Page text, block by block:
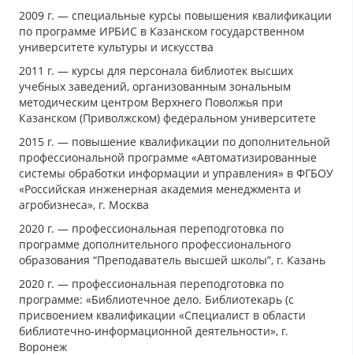
2009 г. — специальные курсы повышения квалификации
по программе ИРБИС в Казанском государственном
университете культуры и искусства
2011 г. — курсы для персонала библиотек высших
учебных заведений, организованным зональным
методическим центром Верхнего Поволжья при
Казанском (Приволжском) федеральном университете
2015 г. — повышение квалификации по дополнительной
профессиональной программе «Автоматизированные
системы обработки информации и управления» в ФГБОУ
«Российская инженерная академия менеджмента и
агробизнеса», г. Москва
2020 г. — профессиональная переподготовка по
программе дополнительного профессионального
образования “Преподаватель высшей школы”, г. Казань
2020 г. — профессиональная переподготовка по
программе: «Библиотечное дело. Библиотекарь (с
присвоением квалификации «Специалист в области
библиотечно-информационной деятельности», г.
Воронеж